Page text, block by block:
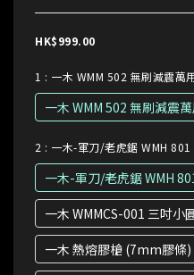
HK$999.00
1 : 一木 WMM 502 無刷減震萬
一木 WMM 502 無刷減震
2 : 一木-軍刀/老虎鋸 WMH 801
一木-軍刀/老虎鋸 WMH
一木 WMMCS-001 三吋小
一木 熱熔膠槍 (7mm膠條)